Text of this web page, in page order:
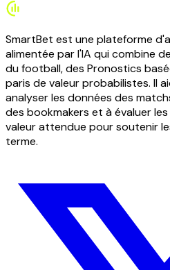
SmartBet est une plateforme
alimentée par l'IA qui combine
du football, des Pronostics
paris de valeur probabilistes. Il
analyser les données des
des bookmakers et à évaluer
valeur attendue pour soutenir
terme.